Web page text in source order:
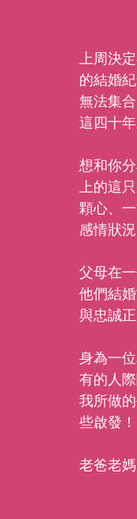
上周決
的結婚
無法集
這四十
想和你
上的這
顆心、
感情狀
父母在
他們結
與忠誠
身為一
有的人
我所做
些啟發！
老爸老